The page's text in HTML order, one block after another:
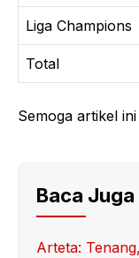
Liga Champions
Total
Semoga artikel
Baca Juga
Arteta: